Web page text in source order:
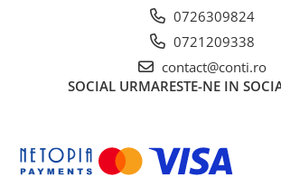
Depozitare, transport si protectie
Scari de lucru si schele
Accesorii pentru depozitare,
transport
0726309824
0721209338
contact@conti.ro
SOCIAL URMARESTE-NE IN